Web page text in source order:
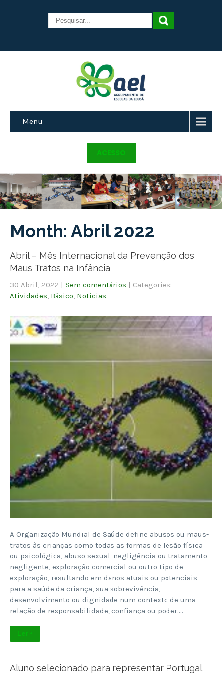
Menu
ACESSO
Month: Abril 2022
Abril – Mês Internacional da Prevenção dos
Maus Tratos na Infância
30 Abril, 2022 | Sem comentários | Categories:
Atividades Básico Notícias
A Organização Mundial de Saúde define abusos ou maus-
tratos às crianças como todas as formas de lesão física
ou psicológica, abuso sexual, negligência ou tratamento
negligente, exploração comercial ou outro tipo de
exploração, resultando em danos atuais ou potenciais
para a saúde da criança, sua sobrevivência,
desenvolvimento ou dignidade num contexto de uma
relação de responsabilidade, confiança ou poder….
Ler +
Aluno selecionado para representar Portugal